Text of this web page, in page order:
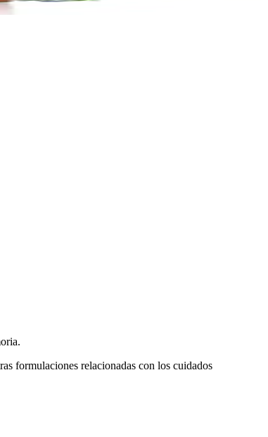
formulaciones relacionadas con los cuidados